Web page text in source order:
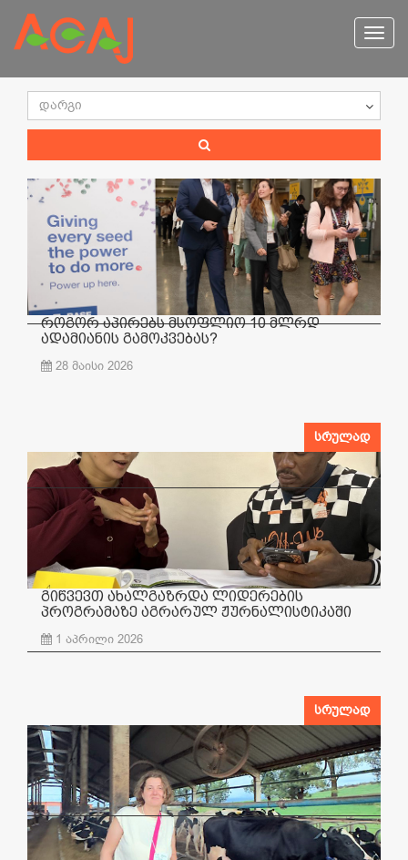
როგორ აპირებს მსოფლიო 10 მლრდ
ადამიანის გამოკვებას?
28 მაისი 2026
სრულად
გიწვევთ ახალგაზრდა ლიდერების
პროგრამაზე აგრარულ ჟურნალისტიკაში
1 აპრილი 2026
სრულად